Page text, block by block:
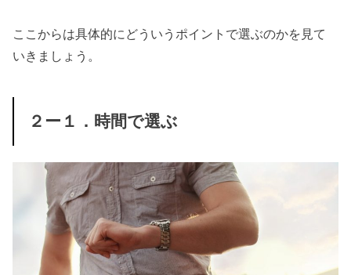
ここからは具体的にどういうポイントで選ぶのかを見て
いきましょう。
２ー１．時間で選ぶ